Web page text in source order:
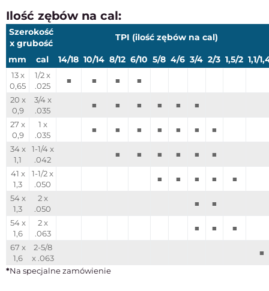
Ilość zębów na cal:
Szerokość
x grubość
TPI (ilość zębów na cal)
mm cal 14/18 10/14 8/12 6/10 5/8 4/6 3/4 2/3 1,5/2 1,1/
13 x
0,65
1/2 x
.025
■ ■ ■
■
20 x
0,9
3/4 x
.035
■ ■ ■ ■ ■
■
27 x
0,9
1 x
.035
■ ■ ■ ■ ■ ■
■
34 x
1,1
1-1/4 x
.042
■ ■ ■ ■ ■
■
41 x
1,3
1-1/2 x
.050
■ ■ ■ ■
■
54 x
1,3
2 x
.050
■
■
54 x
1,6
2 x
.063
■ ■
■
67 x
1,6
2-5/8
x .063
■
*Na specjalne zamówienie